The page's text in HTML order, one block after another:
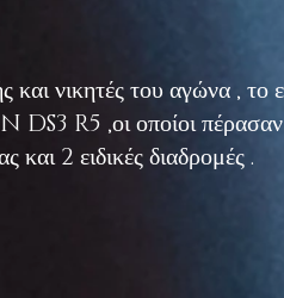
και νικητές του αγώνα ,
DS3 R5 ,οι οποίοι
και 2 ειδικές διαδρομές .